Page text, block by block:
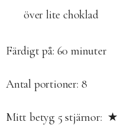
över lite choklad
Färdigt på: 60 minuter
Antal portioner: 8
Mitt betyg 5